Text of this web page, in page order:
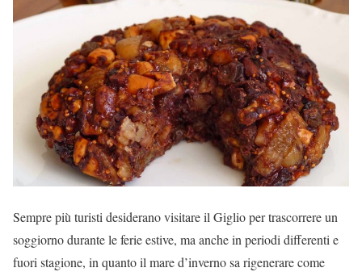
Sempre più turisti desiderano visitare il Giglio per trascorrere un
soggiorno durante le ferie estive, ma anche in periodi differenti e
fuori stagione, in quanto il mare d’inverno sa rigenerare come